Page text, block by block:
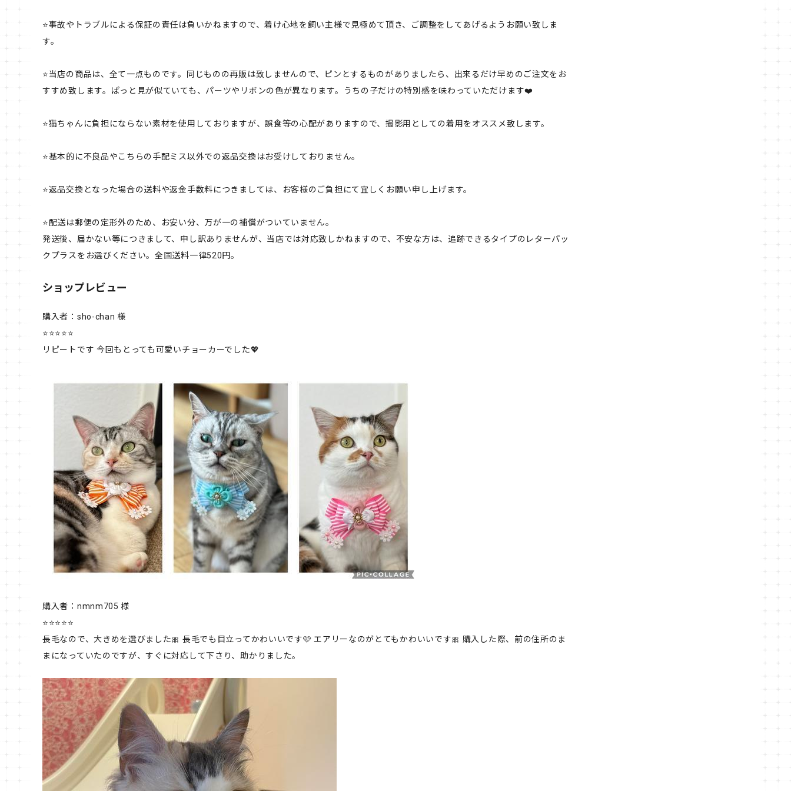
⭐️事故やトラブルによる保証の責任は負いかねますので、着け心地を飼い主様で見極めて頂き、ご調整をしてあげるようお願い致しま
す。
⭐️当店の商品は、全て一点ものです。同じものの再販は致しませんので、ピンとするものがありましたら、出来るだけ早めのご注文をお
すすめ致します。ぱっと見が似ていても、パーツやリボンの色が異なります。うちの子だけの特別感を味わっていただけます❤️
⭐️猫ちゃんに負担にならない素材を使用しておりますが、誤食等の心配がありますので、撮影用としての着用をオススメ致します。
⭐️基本的に不良品やこちらの手配ミス以外での返品交換はお受けしておりません。
⭐️返品交換となった場合の送料や返金手数料につきましては、お客様のご負担にて宜しくお願い申し上げます。
⭐️配送は郵便の定形外のため、お安い分、万が一の補償がついていません。
発送後、届かない等につきまして、申し訳ありませんが、当店では対応致しかねますので、不安な方は、追跡できるタイプのレターパッ
クプラスをお選びください。全国送料一律520円。
ショップレビュー
購入者：sho-chan 様
⭐⭐⭐⭐⭐
リピートです 今回もとっても可愛いチョーカーでした💖
購入者：nmnm705 様
⭐⭐⭐⭐⭐
長毛なので、大きめを選びました🎀 長毛でも目立ってかわいいです🩷 エアリーなのがとてもかわいいです🎀 購入した際、前の住所のま
まになっていたのですが、すぐに対応して下さり、助かりました。